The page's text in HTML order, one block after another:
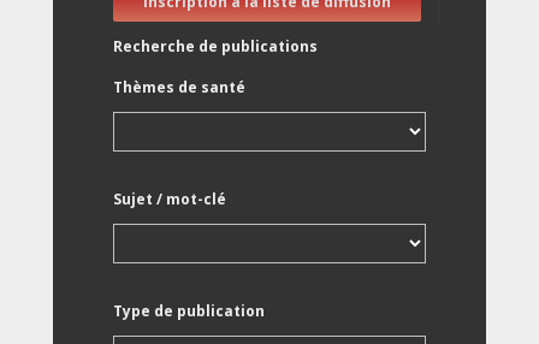
Recherche de publications
Thèmes de santé
Sujet / mot-clé
Type de publication